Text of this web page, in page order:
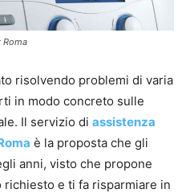
Roma
risolvendo problemi di varia
in modo concreto sulle
Il servizio di assistenza
è la proposta che gli
anni, visto che propone
richiesto e ti fa risparmiare in